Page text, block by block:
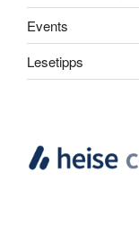
Events
Lesetipps